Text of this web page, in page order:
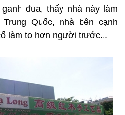
đua, thấy nhà này làm
Quốc, nhà bên cạnh
làm to hơn người trước...